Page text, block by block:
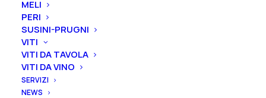
MELI
PERI
SUSINI-PRUGNI
VITI
VITI DA TAVOLA
VITI DA VINO
SERVIZI
NEWS
antica
rugosa
"Roseraie
de
l'Hay"
quantità
Ordina subito questo prodotto!
Puoi acquistare ora questo prodotto contattandoci e
indicando la dimensione del vaso desiderata e la
quantità